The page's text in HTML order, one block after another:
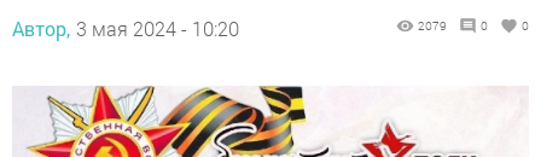
Автор, 3 мая 2024 - 10:20 2079 0 0